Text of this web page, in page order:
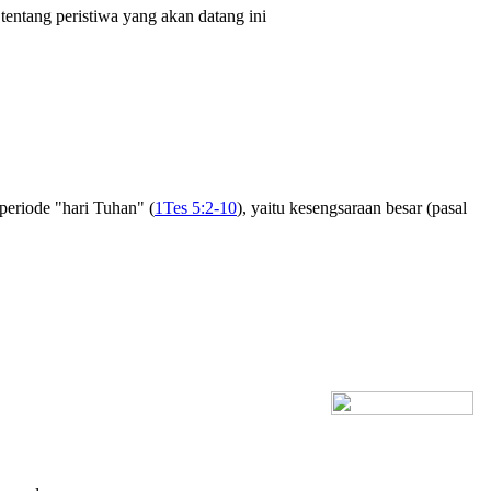
peristiwa yang akan datang ini
"hari Tuhan" (1Tes 5:2-10), yaitu kesengsaraan besar (pasal